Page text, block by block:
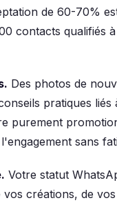
de 60-70%
contacts qualifiés
Des photos de
pratiques
purement
sans
Votre statut
créations, de